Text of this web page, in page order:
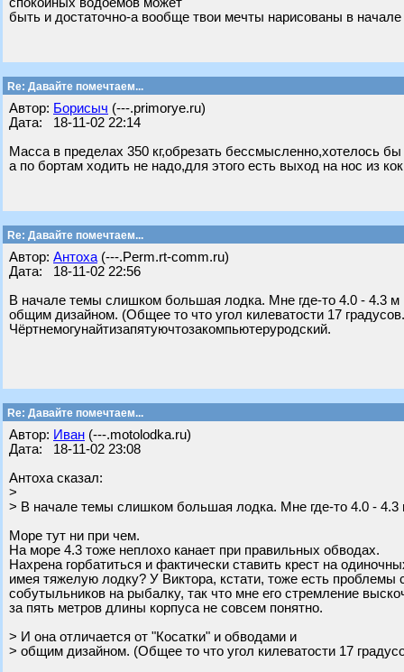
быть и достаточно-а вообще твои мечты нарисованы в
Re: Давайте помечтаем...
Автор: Борисыч (---.primorye.ru)
Дата: 18-11-02 22:14
Масса в пределах 350 кг,обрезать бессмысленно,хотелось
а по бортам ходить не надо,для этого есть выход на нос из
Re: Давайте помечтаем...
Автор: Антоха (---.Perm.rt-comm.ru)
Дата: 18-11-02 22:56
В начале темы слишком большая лодка. Мне где-то 4.0 - 4.3
общим дизайном. (Общее то что угол килеватости 17
Чёртнемогунайтизапятуючтозакомпьютеруродский.
Re: Давайте помечтаем...
Автор: Иван (---.motolodka.ru)
Дата: 18-11-02 23:08
Антоха сказал:
>
> В начале темы слишком большая лодка. Мне где-то 4.0 -
Море тут ни при чем.
На море 4.3 тоже неплохо канает при правильных обводах.
Нахрена горбатиться и фактически ставить крест на
имея тяжелую лодку? У Виктора, кстати, тоже есть проблемы
собутыльников на рыбалку, так что мне его стремление
за пять метров длины корпуса не совсем понятно.
> И она отличается от "Косатки" и обводами и
> общим дизайном. (Общее то что угол килеватости 17